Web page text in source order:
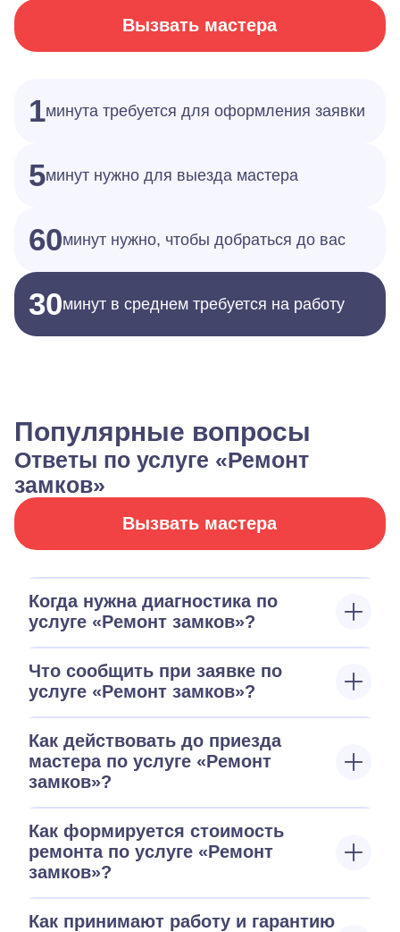
Вызвать мастера
1минута требуется для оформления заявки
5минут нужно для выезда мастера
60минут нужно, чтобы добраться до вас
30минут в среднем требуется на работу
Популярные вопросы
Ответы по услуге «Ремонт
замков»
Вызвать мастера
Когда нужна диагностика по
услуге «Ремонт замков»?
Что сообщить при заявке по
услуге «Ремонт замков»?
Как действовать до приезда
мастера по услуге «Ремонт
замков»?
Как формируется стоимость
ремонта по услуге «Ремонт
замков»?
Как принимают работу и гарантию